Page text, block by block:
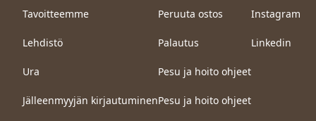
Tavoitteemme
Lehdistö
Ura
Jälleenmyyjän kirjautuminen
Peruuta ostos
Palautus
Pesu ja hoito ohjeet
Pesu ja hoito ohjeet
Instagram
Linkedin